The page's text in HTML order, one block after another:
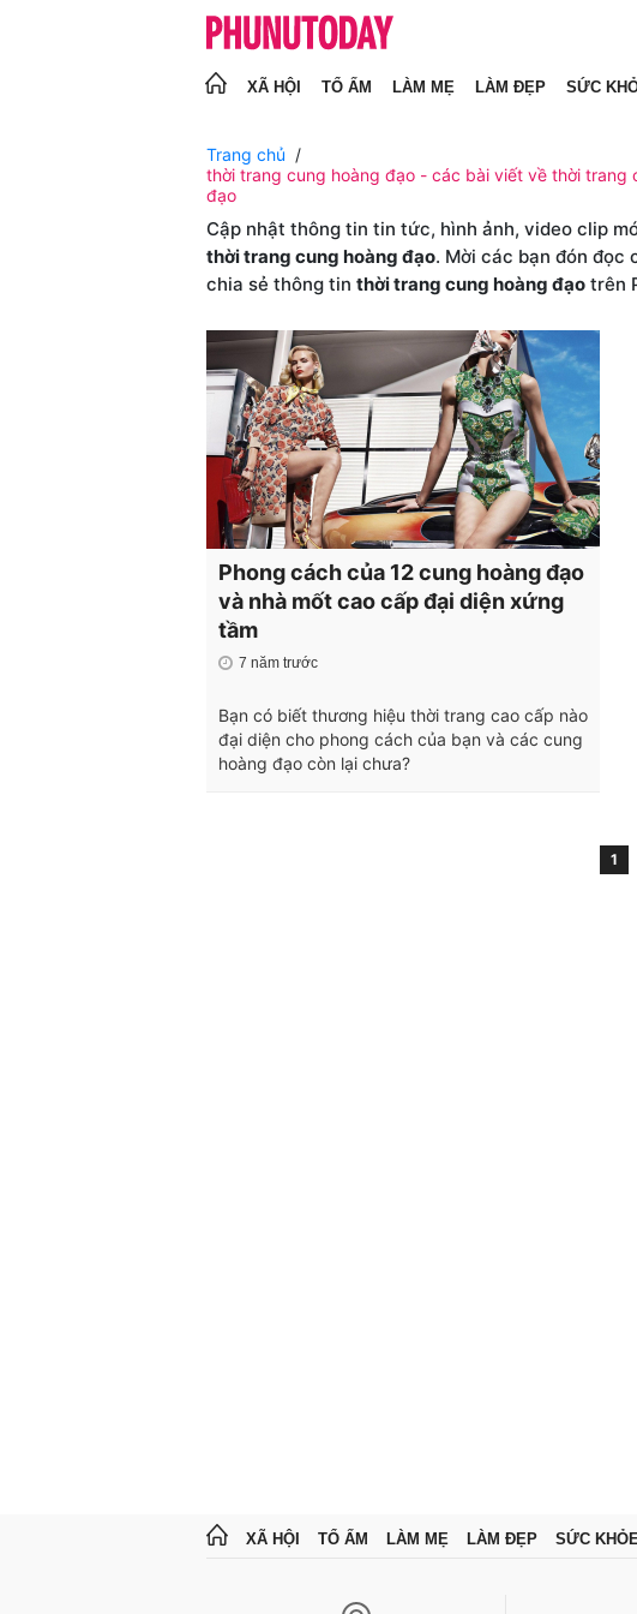
XÃ HỘI TỔ ẤM LÀM MẸ LÀM ĐẸP SỨC
Trang chủ
thời trang cung hoàng đạo - các bài viết về thời
đạo
Cập nhật thông tin tin tức, hình ảnh, video clip
thời trang cung hoàng đạo. Mời các bạn đón đọc
chia sẻ thông tin thời trang cung hoàng đạo trên
Phong cách của 12 cung hoàng đạo
và nhà mốt cao cấp đại diện xứng
tầm
7 năm trước
Bạn có biết thương hiệu thời trang cao cấp nào
đại diện cho phong cách của bạn và các cung
hoàng đạo còn lại chưa?
1
XÃ HỘI TỔ ẤM LÀM MẸ LÀM ĐẸP SỨC